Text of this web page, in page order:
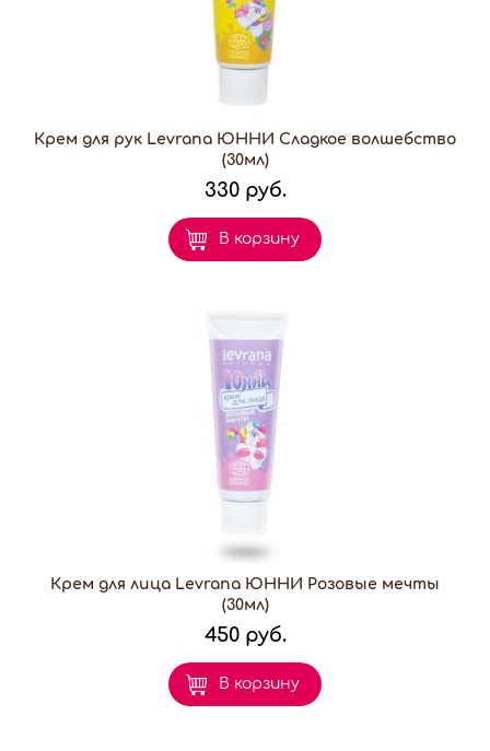
Крем для рук Levrana ЮННИ Сладкое волшебство
(30мл)
330 руб.
В корзину
Крем для лица Levrana ЮННИ Розовые мечты
(30мл)
450 руб.
В корзину